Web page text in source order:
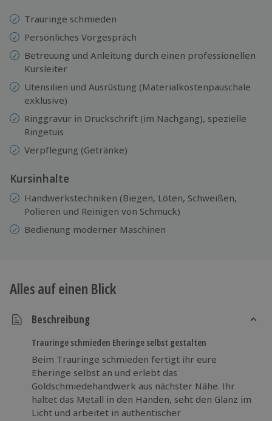
Trauringe schmieden
Persönliches Vorgespräch
Betreuung und Anleitung durch einen professionellen
Kursleiter
Utensilien und Ausrüstung (Materialkostenpauschale
exklusive)
Ringgravur in Druckschrift (im Nachgang), spezielle
Ringetuis
Verpflegung (Getränke)
Kursinhalte
Handwerkstechniken (Biegen, Löten, Schweißen,
Polieren und Reinigen von Schmuck)
Bedienung moderner Maschinen
Alles auf einen Blick
Beschreibung
Trauringe schmieden Eheringe selbst gestalten
Beim Trauringe schmieden fertigt ihr eure
Eheringe selbst an und erlebt das
Goldschmiedehandwerk aus nächster Nähe. Ihr
haltet das Metall in den Händen, seht den Glanz im
Licht und arbeitet in authentischer